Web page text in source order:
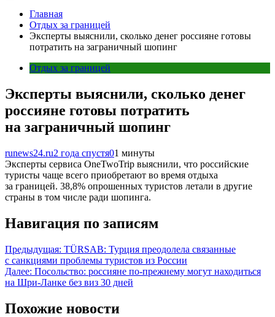
Главная
Отдых за границей
Эксперты выяснили, сколько денег россияне готовы
потратить на заграничный шопинг
Отдых за границей
Эксперты выяснили, сколько денег
россияне готовы потратить
на заграничный шопинг
runews24.ru2 года спустя01 минуты
Эксперты сервиса OneTwoTrip выяснили, что российские
туристы чаще всего приобретают во время отдыха
за границей. 38,8% опрошенных туристов летали в другие
страны в том числе ради шопинга.
Навигация по записям
Предыдущая: TÜRSAB: Турция преодолела связанные
с санкциями проблемы туристов из России
Далее: Посольство: россияне по-прежнему могут находиться
на Шри-Ланке без виз 30 дней
Похожие новости